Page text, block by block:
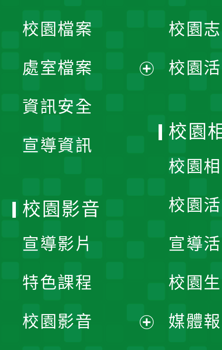
單
校園檔案
處室檔案
資訊安全
宣導資訊
校園
校園
校園
校園
校園
宣導
校園
媒體
校園影音
宣導影片
特色課程
校園影音